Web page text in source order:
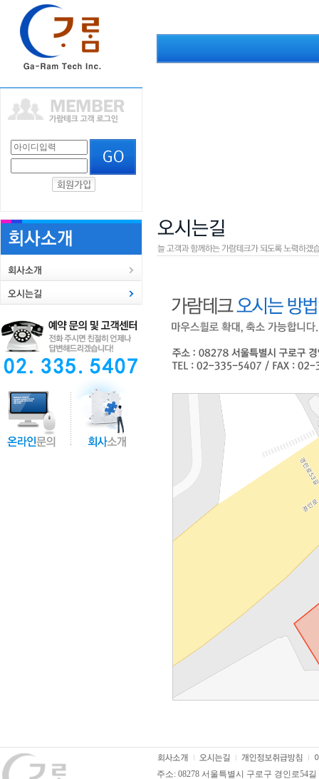
주소: 08278 서울특별시 구로구 경인로54